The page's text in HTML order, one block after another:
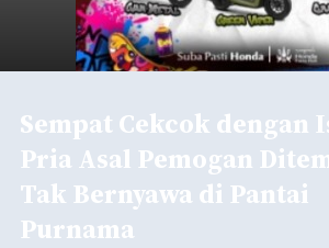
Sempat Cekcok dengan
Pria Asal Pemogan
Tak Bernyawa di Pantai
Purnama